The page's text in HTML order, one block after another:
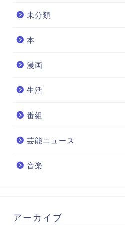
未分類
本
漫画
生活
番組
芸能ニュース
音楽
アーカイブ